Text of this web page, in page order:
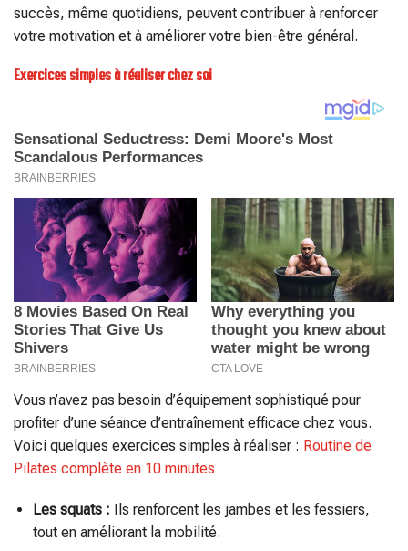
succès, même quotidiens, peuvent contribuer à renforcer
votre motivation et à améliorer votre bien-être général.
Exercices simples à réaliser chez soi
Vous n’avez pas besoin d’équipement sophistiqué pour
profiter d’une séance d’entraînement efficace chez vous.
Voici quelques exercices simples à réaliser : Routine de
Pilates complète en 10 minutes
Les squats : Ils renforcent les jambes et les fessiers,
tout en améliorant la mobilité.